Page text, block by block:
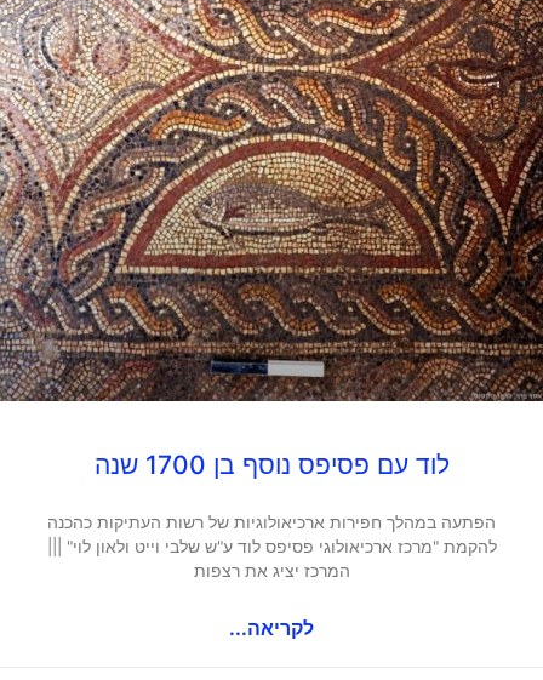
לוד עם פסיפס נוסף בן 1700 שנה
הפתעה במהלך חפירות ארכיאולוגיות של רשות העתיקות כהכנה
להקמת "מרכז ארכיאולוגי פסיפס לוד ע"ש שלבי וייט ולאון לוי" |||
המרכז יציג את רצפות
לקריאה...